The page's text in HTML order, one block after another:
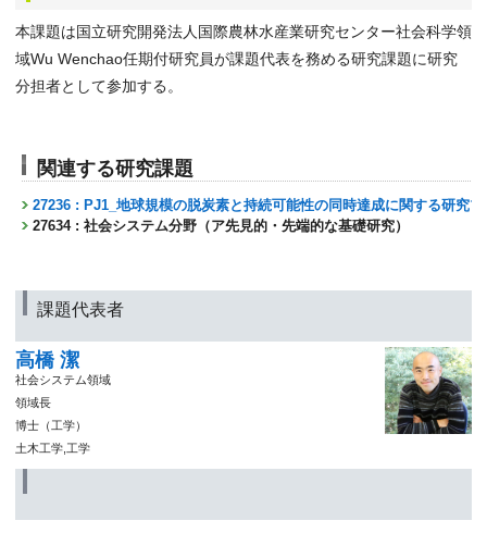
本課題は国立研究開発法人国際農林水産業研究センター社会科学領
域Wu Wenchao任期付研究員が課題代表を務める研究課題に研究
分担者として参加する。
関連する研究課題
27236 : PJ1_地球規模の脱炭素と持続可能性の同時達成に関する研究
27634 : 社会システム分野（ア先見的・先端的な基礎研究）
課題代表者
高橋 潔
社会システム領域
領域長
博士（工学）
土木工学,工学